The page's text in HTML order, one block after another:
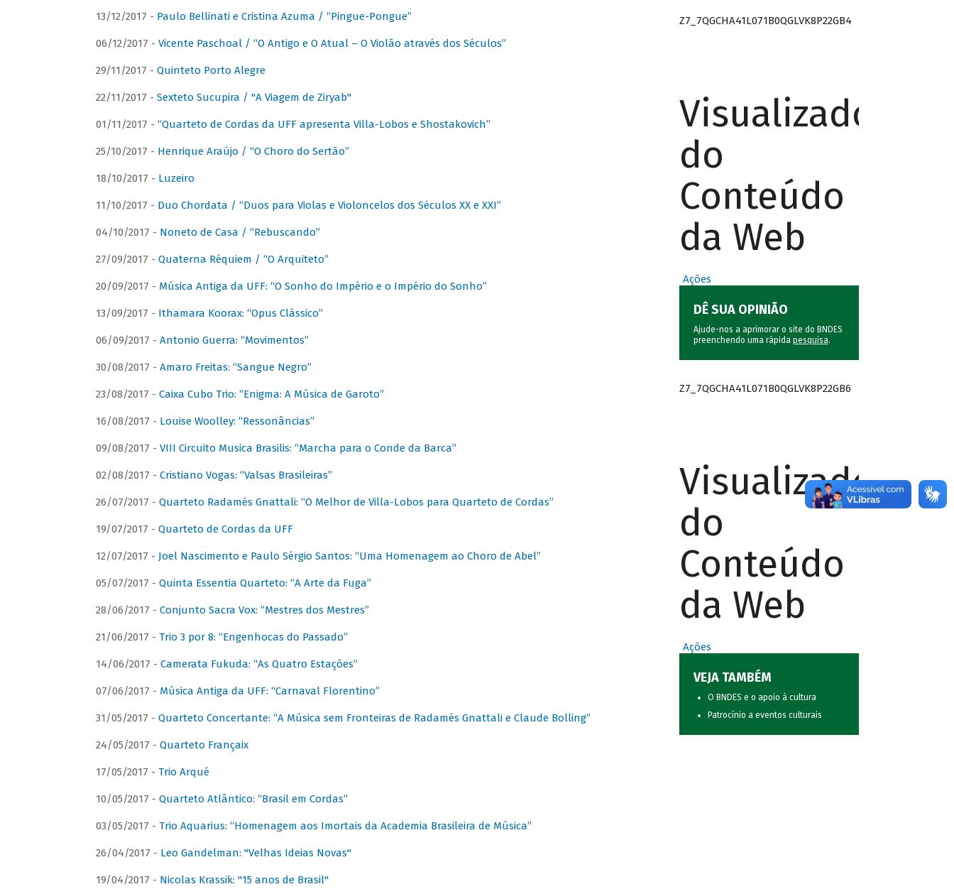
13/12/2017 - Paulo Bellinati e Cristina Azuma / “Pingue-Pongue”
06/12/2017 - Vicente Paschoal / “O Antigo e O Atual – O Violão através dos Séculos”
29/11/2017 - Quinteto Porto Alegre
22/11/2017 - Sexteto Sucupira / "A Viagem de Ziryab"
01/11/2017 - “Quarteto de Cordas da UFF apresenta Villa-Lobos e Shostakovich”
25/10/2017 - Henrique Araújo / “O Choro do Sertão”
18/10/2017 - Luzeiro
11/10/2017 - Duo Chordata / “Duos para Violas e Violoncelos dos Séculos XX e XXI”
04/10/2017 - Noneto de Casa / “Rebuscando”
27/09/2017 - Quaterna Réquiem / “O Arquiteto”
20/09/2017 - Música Antiga da UFF: “O Sonho do Império e o Império do Sonho”
13/09/2017 - Ithamara Koorax: “Opus Clássico”
06/09/2017 - Antonio Guerra: “Movimentos”
30/08/2017 - Amaro Freitas: “Sangue Negro”
23/08/2017 - Caixa Cubo Trio: “Enigma: A Música de Garoto”
16/08/2017 - Louise Woolley: “Ressonâncias”
09/08/2017 - VIII Circuito Musica Brasilis: “Marcha para o Conde da Barca”
02/08/2017 - Cristiano Vogas: “Valsas Brasileiras”
26/07/2017 - Quarteto Radamés Gnattali: “O Melhor de Villa-Lobos para Quarteto de Cordas”
19/07/2017 - Quarteto de Cordas da UFF
12/07/2017 - Joel Nascimento e Paulo Sérgio Santos: “Uma Homenagem ao Choro de Abel”
05/07/2017 - Quinta Essentia Quarteto: “A Arte da Fuga”
28/06/2017 - Conjunto Sacra Vox: “Mestres dos Mestres”
21/06/2017 - Trio 3 por 8: “Engenhocas do Passado”
14/06/2017 - Camerata Fukuda: “As Quatro Estações”
07/06/2017 - Música Antiga da UFF: “Carnaval Florentino”
31/05/2017 - Quarteto Concertante: “A Música sem Fronteiras de Radamés Gnattali e Claude Bolling”
24/05/2017 - Quarteto Françaix
17/05/2017 - Trio Arqué
10/05/2017 - Quarteto Atlântico: “Brasil em Cordas”
03/05/2017 - Trio Aquarius: “Homenagem aos Imortais da Academia Brasileira de Música”
26/04/2017 - Leo Gandelman: "Velhas Ideias Novas"
19/04/2017 - Nicolas Krassik: "15 anos de Brasil"
Z7_7QGCHA41L071B0QGLVK8P22GB4
Visualizador
do
Conteúdo
da Web
Ações
DÊ SUA OPINIÃO
Ajude-nos a aprimorar o site do BNDES
preenchendo uma rápida pesquisa.
Z7_7QGCHA41L071B0QGLVK8P22GB6
Visualizador
do
Conteúdo
da Web
Ações
VEJA TAMBÉM
O BNDES e o apoio à cultura
Patrocínio a eventos culturais